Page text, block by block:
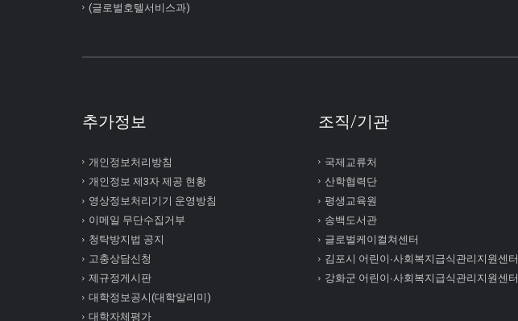
(글로벌호텔서비스과)
추가정보
개인정보처리방침
개인정보 제3자 제공 현황
영상정보처리기기 운영방침
이메일 무단수집거부
청탁방지법 공지
고충상담신청
제규정게시판
대학정보공시(대학알리미)
대학자체평가
조직/기관
국제교류처
산학협력단
평생교육원
송백도서관
글로벌케이컬쳐센터
김포시 어린이∙사회복지급식관리지원센터
강화군 어린이∙사회복지급식관리지원센터